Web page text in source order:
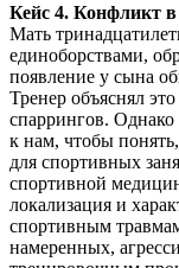
Кейс 4. Конфликт
Мать
единоборствами,
появление у сына
Тренер объяснял
спаррингов. Однако
к нам, чтобы
для спортивных
спортивной
локализация и
спортивным
намеренных,